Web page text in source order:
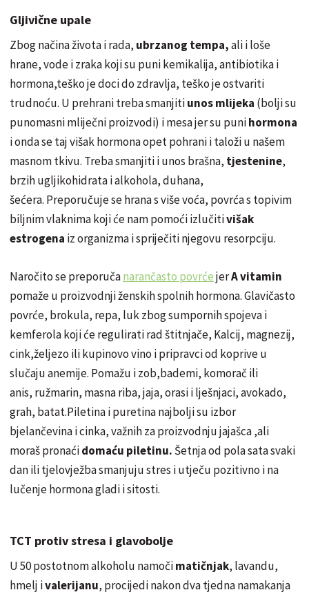
Gljivične upale
Zbognačina životai rada, ubrzanog tempa,ali i loše
hrane, vode i zraka koji su puni kemikalija, antibiotika i
hormona,teškoje doci do zdravlja, teškoje ostvariti
trudnoću. U prehrani treba smanjitiunos mlijeka (bolji su
punomasnimliječniproizvodi) i mesa jer su punihormona
i onda se taj višak hormona opet pohrani i taloži u našem
masnom tkivu. Treba smanjiti i unos brašna, tjestenine,
brzih ugljikohidrata i alkohola, duhana,
šećera. Preporučujese hrana s viševoća, povrćas topivim
biljnim vlaknima koji će nampomoćiizlučitivišak
estrogena iz organizma ispriječitinjegovu resorpciju.
Naročitosepreporučanarančasto povrćejerA vitamin
pomaže u proizvodnji ženskih spolnih hormona.Glavičasto
povrće, brokula, repa, luk zbog sumpornih spojeva i
kemferolakoji će regulirati rad štitnjače, Kalcij, magnezij,
cink,željezo ili kupinovo vino i pripravci od koprive u
slučajuanemije. Pomažu i zob,bademi, komorač ili
anis, ružmarin, masna riba, jaja, orasi ilješnjaci, avokado,
grah, batat.Piletina i puretina najbolji su izbor
bjelančevinai cinka,važnihza proizvodnjujajašca,ali
morašpronaćidomaću piletinu. Šetnjaod pola sata svaki
dan ilitjelovježbasmanjuju stres i utječu pozitivno i na
lučenjehormona gladi i sitosti.
TCT protiv stresa i glavobolje
U 50 postotnom alkoholu namočimatičnjak, lavandu,
hmelj ivalerijanu, procijedi nakon dva tjedna namakanja